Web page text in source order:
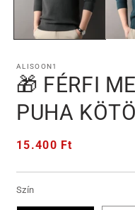
ALISOON1
🎁 FÉRFI
PUHA
Normál
15.400 Ft
Szín